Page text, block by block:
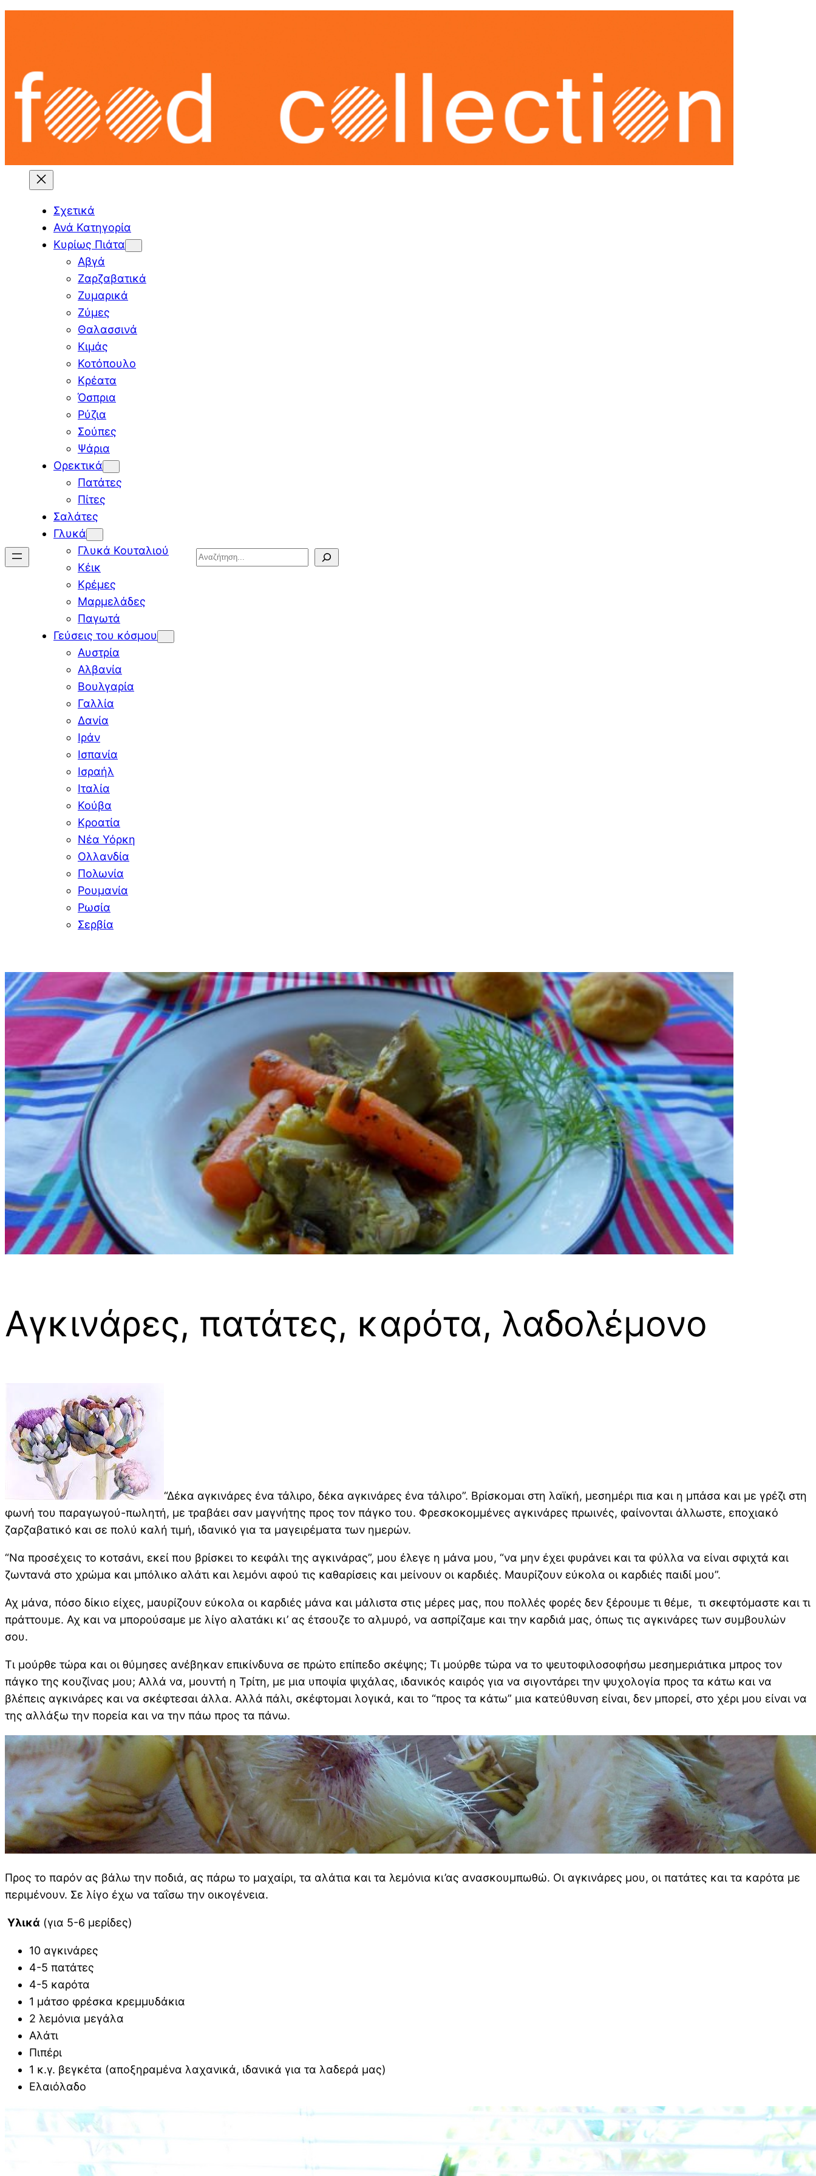
Skip
Σχετικά
Ανά Κατηγορία
Κυρίως Πιάτα
Αβγά
Ζαρζαβατικά
Ζυμαρικά
Ζύμες
Θαλασσινά
Κιμάς
Κοτόπουλο
Κρέατα
Όσπρια
Ρύζια
Σούπες
Ψάρια
Ορεκτικά
Πατάτες
Πίτες
Σαλάτες
Γλυκά
Γλυκά Κουταλιού
Κέικ
Κρέμες
Μαρμελάδες
Παγωτά
Γεύσεις του κόσμου
Αυστρία
Αλβανία
Βουλγαρία
Γαλλία
Δανία
Ιράν
Ισπανία
Ισραήλ
Ιταλία
Κούβα
Κροατία
Νέα Υόρκη
Ολλανδία
Πολωνία
Ρουμανία
Ρωσία
Σερβία
Search
Αγκινάρες, πατάτες, καρότα, λαδολέμονο
“Δέκα αγκινάρες ένα τάλιρο, δέκα αγκινάρες ένα τάλιρο”. Βρίσκομαι στη λαϊκή, μεσημέρι πια και η μπάσα και με γρέζι στη
φωνή του παραγωγού-πωλητή, με τραβάει σαν μαγνήτης προς τον πάγκο του. Φρεσκοκομμένες αγκινάρες πρωινές, φαίνονται άλλωστε, εποχιακό
ζαρζαβατικό και σε πολύ καλή τιμή, ιδανικό για τα μαγειρέματα των ημερών.
“Να προσέχεις το κοτσάνι, εκεί που βρίσκει το κεφάλι της αγκινάρας”, μου έλεγε η μάνα μου, “να μην έχει φυράνει και τα φύλλα να είναι σφιχτά και
ζωντανά στο χρώμα και μπόλικο αλάτι και λεμόνι αφού τις καθαρίσεις και μείνουν οι καρδιές. Μαυρίζουν εύκολα οι καρδιές παιδί μου”.
Αχ μάνα, πόσο δίκιο είχες, μαυρίζουν εύκολα οι καρδιές μάνα και μάλιστα στις μέρες μας, που πολλές φορές δεν ξέρουμε τι θέμε, τι σκεφτόμαστε και τι
πράττουμε. Αχ και να μπορούσαμε με λίγο αλατάκι κι’ ας έτσουζε το αλμυρό, να ασπρίζαμε και την καρδιά μας, όπως τις αγκινάρες των συμβουλών
σου.
Τι μούρθε τώρα και οι θύμησες ανέβηκαν επικίνδυνα σε πρώτο επίπεδο σκέψης; Τι μούρθε τώρα να το ψευτοφιλοσοφήσω μεσημεριάτικα μπρος τον
πάγκο της κουζίνας μου; Αλλά να, μουντή η Τρίτη, με μια υποψία ψιχάλας, ιδανικός καιρός για να σιγοντάρει την ψυχολογία προς τα κάτω και να
βλέπεις αγκινάρες και να σκέφτεσαι άλλα. Αλλά πάλι, σκέφτομαι λογικά, και το “προς τα κάτω” μια κατεύθυνση είναι, δεν μπορεί, στο χέρι μου είναι να
της αλλάξω την πορεία και να την πάω προς τα πάνω.
Προς το παρόν ας βάλω την ποδιά, ας πάρω το μαχαίρι, τα αλάτια και τα λεμόνια κι’ας ανασκουμπωθώ. Οι αγκινάρες μου, οι πατάτες και τα καρότα με
περιμένουν. Σε λίγο έχω να ταΐσω την οικογένεια.
Υλικά (για 5-6 μερίδες)
10 αγκινάρες
4-5 πατάτες
4-5 καρότα
1 μάτσο φρέσκα κρεμμυδάκια
2 λεμόνια μεγάλα
Αλάτι
Πιπέρι
1 κ.γ. βεγκέτα (αποξηραμένα λαχανικά, ιδανικά για τα λαδερά μας)
Ελαιόλαδο